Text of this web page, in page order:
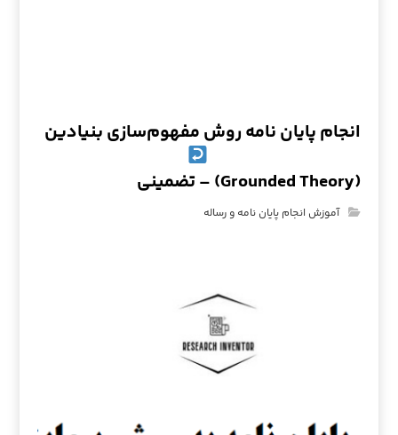
انجام پایان نامه روش مفهوم‌سازی بنیادین
(Grounded Theory) – تضمینی
آموزش انجام پایان نامه و رساله